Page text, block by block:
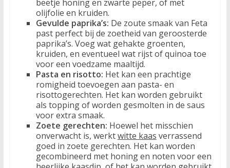
beetje honing en zwarte peper, of met
olijfolie en kruiden.
Gevulde paprika’s: De zoute smaak van Feta
past perfect bij de zoetheid van geroosterde
paprika’s. Voeg wat gehakte groenten,
kruiden, en eventueel wat rijst of quinoa toe
voor een voedzame maaltijd.
Pasta en risotto: Het kan een prachtige
romigheid toevoegen aan pasta- en
risottogerechten. Het kan worden gebruikt
als topping of worden gesmolten in de saus
voor extra smaak.
Zoete gerechten: Hoewel het misschien
onverwacht is, werktwitte kaas verrassend
goed in zoete gerechten. Het kan worden
gecombineerd met honing en noten voor een